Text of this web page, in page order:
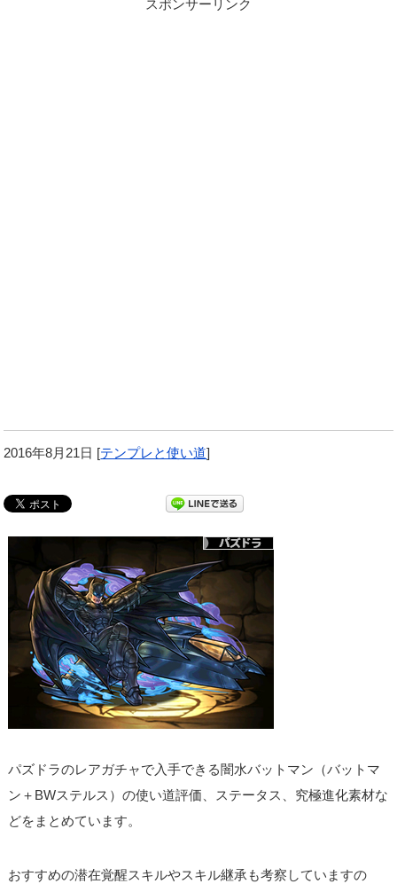
スポンサーリンク
2016年8月21日 [テンプレと使い道]
パズドラのレアガチャで入手できる闇水バットマン（バットマ
ン＋BWステルス）の使い道評価、ステータス、究極進化素材な
どをまとめています。
おすすめの潜在覚醒スキルやスキル継承も考察していますの